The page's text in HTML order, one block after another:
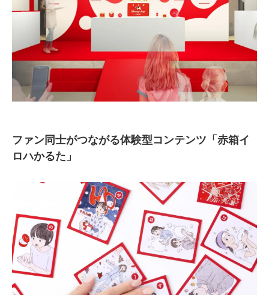
ファン同士がつながる体験型コンテンツ「赤箱イ
ロハかるた」